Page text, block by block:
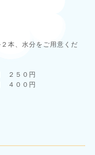
本、水分をご用意くだ
２５０円
４００円